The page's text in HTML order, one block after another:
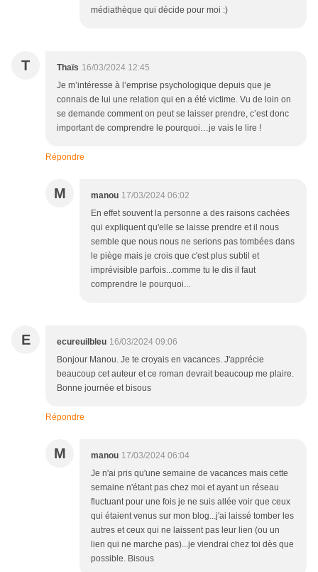
médiathèque qui décide pour moi :)
T Thaïs 16/03/2024 12:45
Je m’intéresse à l’emprise psychologique depuis que je
connais de lui une relation qui en a été victime. Vu de loin on
se demande comment on peut se laisser prendre, c’est donc
important de comprendre le pourquoi…je vais le lire !
Répondre
M manou 17/03/2024 06:02
En effet souvent la personne a des raisons cachées
qui expliquent qu'elle se laisse prendre et il nous
semble que nous nous ne serions pas tombées dans
le piège mais je crois que c'est plus subtil et
imprévisible parfois...comme tu le dis il faut
comprendre le pourquoi...
E ecureuilbleu 16/03/2024 09:06
Bonjour Manou. Je te croyais en vacances. J'apprécie
beaucoup cet auteur et ce roman devrait beaucoup me plaire.
Bonne journée et bisous
Répondre
M manou 17/03/2024 06:04
Je n'ai pris qu'une semaine de vacances mais cette
semaine n'étant pas chez moi et ayant un réseau
fluctuant pour une fois je ne suis allée voir que ceux
qui étaient venus sur mon blog...j'ai laissé tomber les
autres et ceux qui ne laissent pas leur lien (ou un
lien qui ne marche pas)...je viendrai chez toi dès que
possible. Bisous